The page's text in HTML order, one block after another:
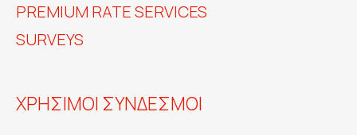
PREMIUM RATE SERVICES
SURVEYS
ΧΡΗΣΙΜΟΙ ΣΥΝΔΕΣΜΟΙ